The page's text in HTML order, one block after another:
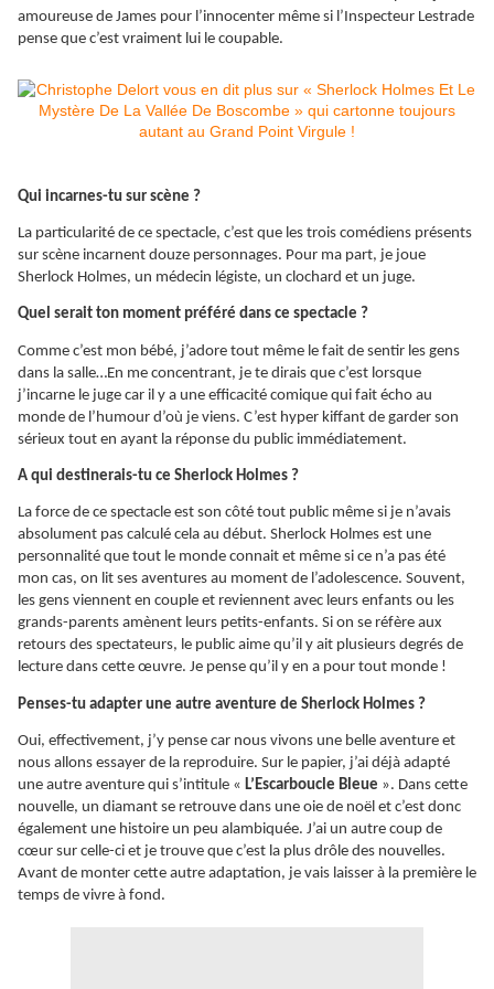
amoureuse de James pour l’innocenter même si l’Inspecteur Lestrade
pense que c’est vraiment lui le coupable.
Qui incarnes-tu sur scène ?
La particularité de ce spectacle, c’est que les trois comédiens présents
sur scène incarnent douze personnages. Pour ma part, je joue
Sherlock Holmes, un médecin légiste, un clochard et un juge.
Quel serait ton moment préféré dans ce spectacle ?
Comme c’est mon bébé, j’adore tout même le fait de sentir les gens
dans la salle…En me concentrant, je te dirais que c’est lorsque
j’incarne le juge car il y a une efficacité comique qui fait écho au
monde de l’humour d’où je viens. C’est hyper kiffant de garder son
sérieux tout en ayant la réponse du public immédiatement.
A qui destinerais-tu ce Sherlock Holmes ?
La force de ce spectacle est son côté tout public même si je n’avais
absolument pas calculé cela au début. Sherlock Holmes est une
personnalité que tout le monde connait et même si ce n’a pas été
mon cas, on lit ses aventures au moment de l’adolescence. Souvent,
les gens viennent en couple et reviennent avec leurs enfants ou les
grands-parents amènent leurs petits-enfants. Si on se réfère aux
retours des spectateurs, le public aime qu’il y ait plusieurs degrés de
lecture dans cette œuvre. Je pense qu’il y en a pour tout monde !
Penses-tu adapter une autre aventure de Sherlock Holmes ?
Oui, effectivement, j’y pense car nous vivons une belle aventure et
nous allons essayer de la reproduire. Sur le papier, j’ai déjà adapté
une autre aventure qui s’intitule « L’Escarboucle Bleue ». Dans cette
nouvelle, un diamant se retrouve dans une oie de noël et c’est donc
également une histoire un peu alambiquée. J’ai un autre coup de
cœur sur celle-ci et je trouve que c’est la plus drôle des nouvelles.
Avant de monter cette autre adaptation, je vais laisser à la première le
temps de vivre à fond.